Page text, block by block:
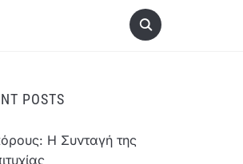
POSTS
Η Συνταγή της